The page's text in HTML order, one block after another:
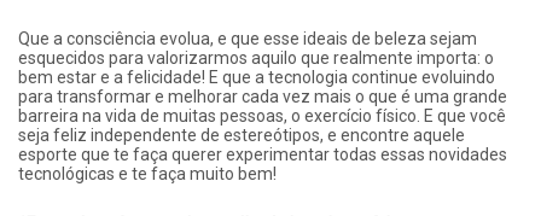
Que a consciência evolua, e que esse ideais de beleza sejam
esquecidos para valorizarmos aquilo que realmente importa: o
bem estar e a felicidade! E que a tecnologia continue evoluindo
para transformar e melhorar cada vez mais o que é uma grande
barreira na vida de muitas pessoas, o exercício físico. E que você
seja feliz independente de estereótipos, e encontre aquele
esporte que te faça querer experimentar todas essas novidades
tecnológicas e te faça muito bem!